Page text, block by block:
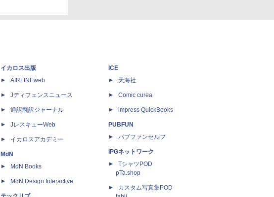
イカロス出版
AIRLINEweb
Jディフェンスニュース
通訳翻訳ジャーナル
JレスキューWeb
イカロスアカデミー
MdN
MdN Books
MdN Design Interactive
ICE
天海社
Comic curea
impress QuickBooks
PUBFUN
パブファンセルフ
IPGネットワーク
TシャツPOD
pTa.shop
カスタム写真集POD